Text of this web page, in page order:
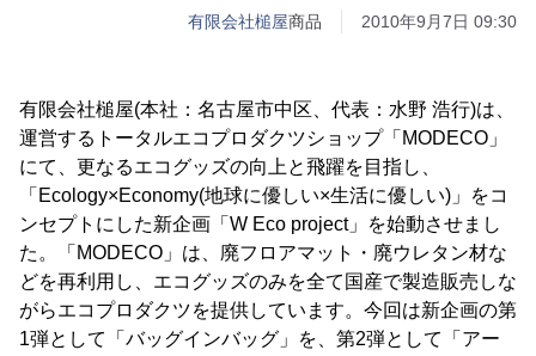
有限会社槌屋商品 2010年9月7日 09:30
有限会社槌屋(本社：名古屋市中区、代表：水野 浩行)は、
運営するトータルエコプロダクツショップ「MODECO」
にて、更なるエコグッズの向上と飛躍を目指し、
「Ecology×Economy(地球に優しい×生活に優しい)」をコ
ンセプトにした新企画「W Eco project」を始動させまし
た。「MODECO」は、廃フロアマット・廃ウレタン材な
どを再利用し、エコグッズのみを全て国産で製造販売しな
がらエコプロダクツを提供しています。今回は新企画の第
1弾として「バッグインバッグ」を、第2弾として「アー